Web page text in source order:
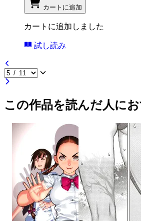
カートに追加
カートに追加しました
試し読み
この作品を読んだ人に